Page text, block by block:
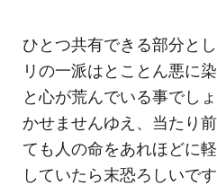
ひとつ共有できる部分と
リの一派はとことん悪に
と心が荒んでいる事でし
かせませんゆえ、当たり
ても人の命をあれほどに
していたら末恐ろしいです